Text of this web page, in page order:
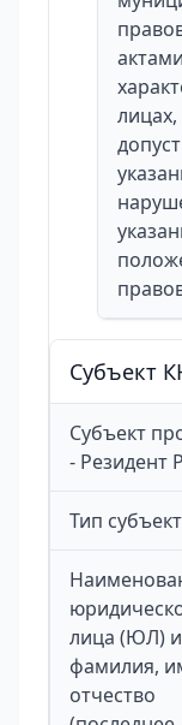
лицах,
Cубъект
Субъект
- Резидент
Тип
лица (ЮЛ)
фамилия,
отчество